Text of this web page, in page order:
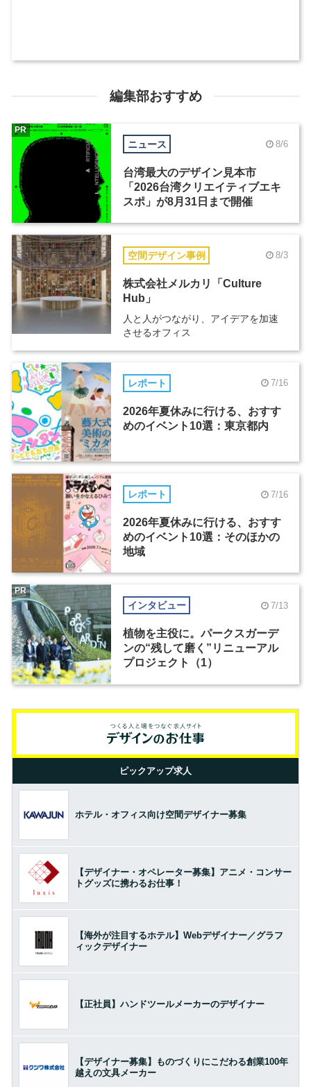
編集部おすすめ
ニュース 8/6
台湾最大のデザイン見本市
「2026台湾クリエイティブエキ
スポ」が8月31日まで開催
PR
空間デザイン事例 8/3
株式会社メルカリ「Culture
Hub」
人と人がつながり、アイデアを加速
させるオフィス
レポート 7/16
2026年夏休みに行ける、おすす
めのイベント10選：東京都内
レポート 7/16
2026年夏休みに行ける、おすす
めのイベント10選：そのほかの
地域
インタビュー 7/13
植物を主役に。パークスガーデ
ンの“残して磨く”リニューアル
プロジェクト（1）
PR
ピックアップ求人
ホテル・オフィス向け空間デザイナー募集
【デザイナー・オペレーター募集】アニメ・コンサー
トグッズに携わるお仕事！
【海外が注目するホテル】Webデザイナー／グラフ
ィックデザイナー
【正社員】ハンドツールメーカーのデザイナー
【デザイナー募集】ものづくりにこだわる創業100年
越えの文具メーカー